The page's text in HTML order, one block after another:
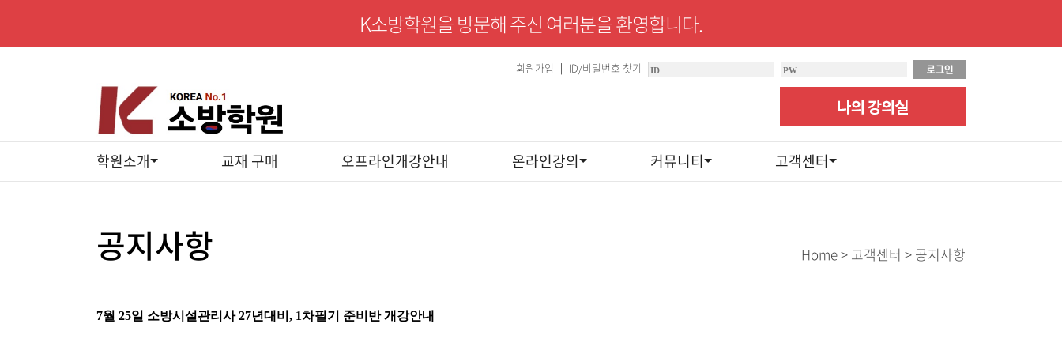
K소방학원을 방문해 주신 여러분을 환영합니다.
회원가입 | ID/비밀번호 찾기
학원소개 교재 구매 오프라인개강안내 온라인강의 커뮤니티 고객센터
공지사항 Home > 고객센터 > 공지사항
7월 25일 소방시설관리사 27년대비, 1차필기 준비반 개강안내